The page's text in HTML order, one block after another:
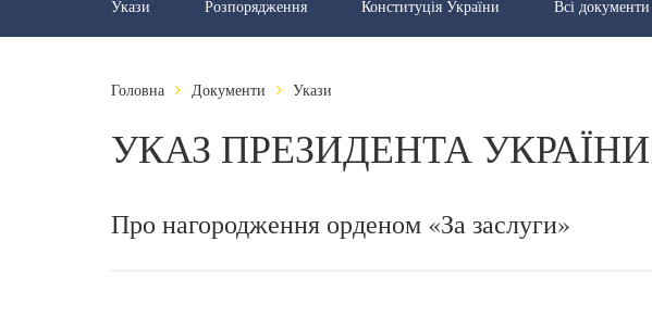
Укази Розпорядження Конституція України Всі документи
Головна Документи Укази
УКАЗ ПРЕЗИДЕНТА УКРАЇНИ
Про нагородження орденом «За заслуги»